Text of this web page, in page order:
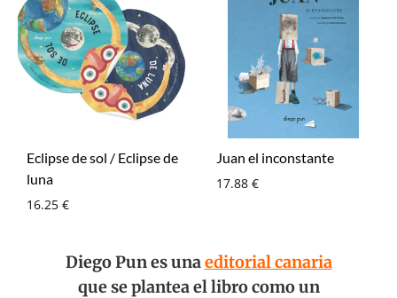
Eclipse de sol / Eclipse de
luna
16.25 €
Juan el inconstante
17.88 €
Diego Pun es unaeditorial canaria
que se plantea el libro como un